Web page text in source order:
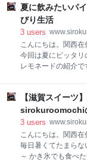
オーダーします。
ので、取りに行くセ
ました(^^ ) 定番の
０２３年に開業した
「新球場エスコンフ
ています。 アクセ
快速エアポートに
ビレッジ行きのシャ
シャトルバスの案内
数。 １時間に２本
ちになります。 試
ても２０分程でつ
夏に飲みたいパ
びり生活
3 users
こんにちは。関西在
今回は夏にピッタ
レモネードの紹介
た特製レモンシロ
はたくさんあって、
ー・ピーチ・キウイ
回は夏の新商品パイ
ージサイズ￥４５０
７日は８（パ）１
【滋賀スイーツ
sirokuroomochi
3 users
こんにちは。関西在
毎日暑くてたまら
～ かき氷でも食べ